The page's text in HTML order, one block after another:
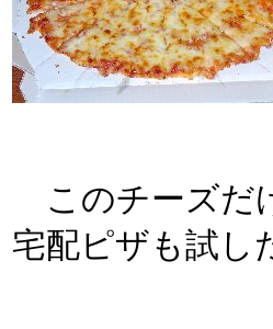
このチーズだ
宅配ピザも試し